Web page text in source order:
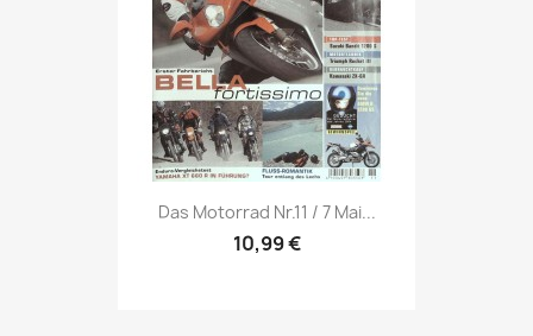
Vorschau
Das Motorrad Nr.11 / 7 Mai...
10,99 €